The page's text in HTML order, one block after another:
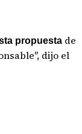
propuesta de
dijo el